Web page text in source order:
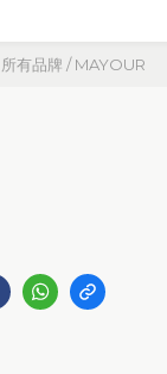
所有品牌 /MAYOUR